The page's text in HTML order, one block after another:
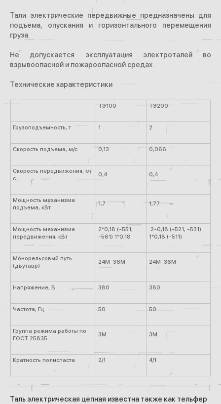
Тали электрические передвижные предназначены для
подъема, опускания и горизонтального перемещения
груза.
Не допускается эксплуатация электроталей во
взрывоопасной и пожароопасной средах.
Технические характеристики
ТЭ100 ТЭ200
Грузоподъемность, т 1 2
Скорость подъема, м/с 0,13 0,066
Скорость передвижения, м/
с
0,4 0,4
Мощность механизма
подъема, кВт
1,7 1,77
Мощность механизма
передвижения, кВт
2*0,18 (-551,
-561) 1*0,18
2-0,18 (-521, -531)
1*0,18 (-511)
Монорельсовый путь
(двутавр)
24М-36М 24М-36М
Напряжение, В 380 380
Частота, Гц 50 50
Группа режима работы по
ГОСТ 25835
3М 3М
Кратность полиспаста 2/1 4/1
Таль электрическая цепная известна также как тельфер